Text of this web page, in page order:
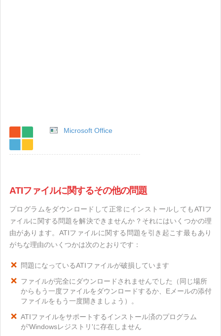
Microsoft Office
ATIファイルに関するその他の問題
プログラムをダウンロードして正常にインストールしてもATIフ
ァイルに関する問題を解決できませんか？それにはいくつかの理
由があります。ATIファイルに関する問題を引き起こす最もあり
がちな理由のいくつかは次のとおりです：
問題になっているATIファイルが破損しています
ファイルが完全にダウンロードされませんでした（同じ場所
からもう一度ファイルをダウンロードするか、Eメールの添付
ファイルをもう一度開きましょう）。
ATIファイルをサポートするインストール済のプログラム
が'Windowsレジストリ'に存在しません